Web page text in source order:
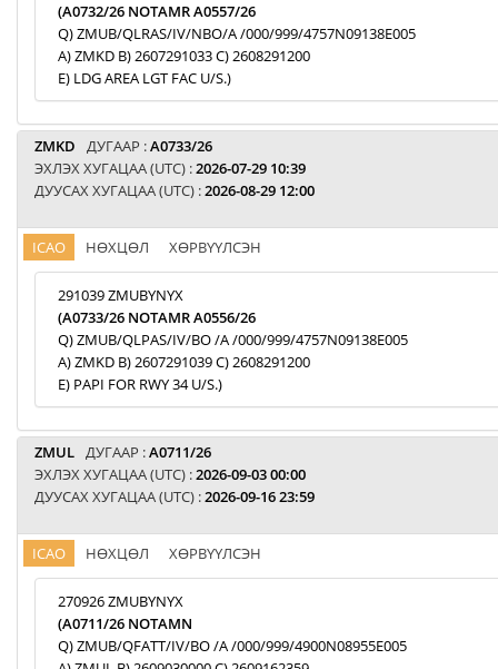
(A0732/26 NOTAMR A0557/26
Q) ZMUB/QLRAS/IV/NBO/A /000/999/4757N09138E005
A) ZMKD B) 2607291033 C) 2608291200
E) LDG AREA LGT FAC U/S.)
ZMKD ДУГААР :A0733/26
ЭХЛЭХ ХУГАЦАА (UTC) :2026-07-29 10:39
ДУУСАХ ХУГАЦАА (UTC) :2026-08-29 12:00
ICAO НӨХЦӨЛ ХӨРВҮҮЛСЭН
291039 ZMUBYNYX
(A0733/26 NOTAMR A0556/26
Q) ZMUB/QLPAS/IV/BO /A /000/999/4757N09138E005
A) ZMKD B) 2607291039 C) 2608291200
E) PAPI FOR RWY 34 U/S.)
ZMUL ДУГААР :A0711/26
ЭХЛЭХ ХУГАЦАА (UTC) :2026-09-03 00:00
ДУУСАХ ХУГАЦАА (UTC) :2026-09-16 23:59
ICAO НӨХЦӨЛ ХӨРВҮҮЛСЭН
270926 ZMUBYNYX
(A0711/26 NOTAMN
Q) ZMUB/QFATT/IV/BO /A /000/999/4900N08955E005